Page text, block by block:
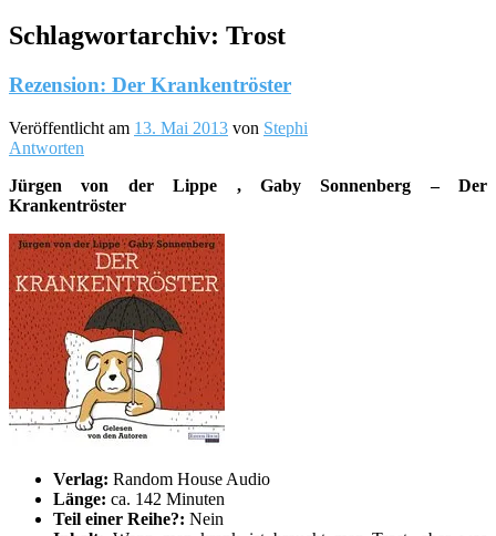
Schlagwortarchiv: Trost
Rezension: Der Krankentröster
Veröffentlicht am 13. Mai 2013 von Stephi
Antworten
Jürgen von der Lippe , Gaby Sonnenberg – Der
Krankentröster
Verlag: Random House Audio
Länge: ca. 142 Minuten
Teil einer Reihe?: Nein